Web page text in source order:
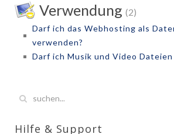
Verwendung (2)
Darf ich das Webhosting als
verwenden?
Darf ich Musik und Video
Hilfe & Support